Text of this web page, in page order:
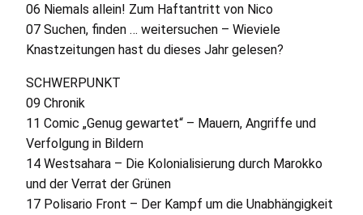
06 Niemals allein! Zum Haftantritt von Nico
07 Suchen, finden … weitersuchen – Wieviele
Knastzeitungen hast du dieses Jahr gelesen?
SCHWERPUNKT
09 Chronik
11 Comic „Genug gewartet“ – Mauern, Angriffe und
Verfolgung in Bildern
14 Westsahara – Die Kolonialisierung durch Marokko
und der Verrat der Grünen
17 Polisario Front – Der Kampf um die Unabhängigkeit